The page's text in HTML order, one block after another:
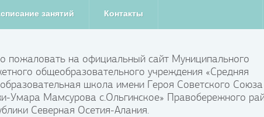
занятий Контакты
пожаловать на официальный сайт Муниципального
общеобразовательного учреждения «Средняя
школа имени Героя Советского Союза
Умара Мамсурова с.Ольгинское» Правобережного
Северная Осетия-Алания.